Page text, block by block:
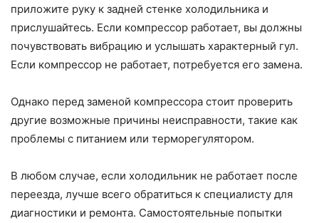
приложите руку к задней стенке холодильника и
прислушайтесь. Если компрессор работает, вы должны
почувствовать вибрацию и услышать характерный гул.
Если компрессор не работает, потребуется его замена.
Однако перед заменой компрессора стоит проверить
другие возможные причины неисправности, такие как
проблемы с питанием или терморегулятором.
В любом случае, если холодильник не работает после
переезда, лучше всего обратиться к специалисту для
диагностики и ремонта. Самостоятельные попытки